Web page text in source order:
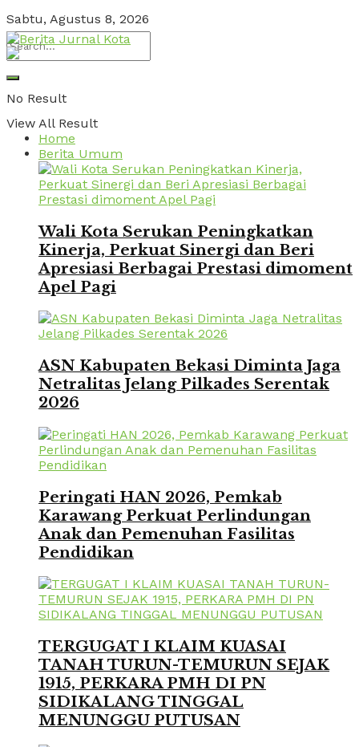
Sabtu, Agustus 8, 2026
No Result
View All Result
Home
Berita Umum
Wali Kota Serukan Peningkatkan
Kinerja, Perkuat Sinergi dan Beri
Apresiasi Berbagai Prestasi dimoment
Apel Pagi
ASN Kabupaten Bekasi Diminta Jaga
Netralitas Jelang Pilkades Serentak
2026
Peringati HAN 2026, Pemkab
Karawang Perkuat Perlindungan
Anak dan Pemenuhan Fasilitas
Pendidikan
TERGUGAT I KLAIM KUASAI
TANAH TURUN-TEMURUN SEJAK
1915, PERKARA PMH DI PN
SIDIKALANG TINGGAL
MENUNGGU PUTUSAN